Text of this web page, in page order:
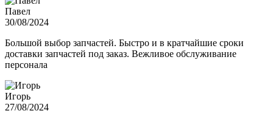
Павел
30/08/2024
Большой выбор запчастей. Быстро и в кратчайшие сроки
доставки запчастей под заказ. Вежливое обслуживание
персонала
Игорь
27/08/2024